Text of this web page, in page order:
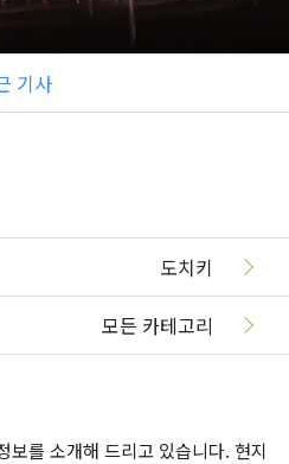
기사
도치키
모든 카테고리
보를 소개해 드리고 있습니다. 현지